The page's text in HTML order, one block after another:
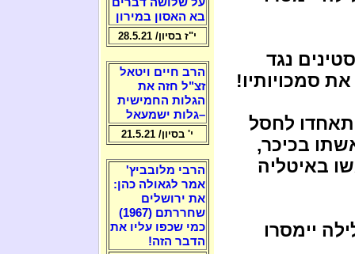
נגד
סמכויותיו!
לחסל
בכיכר,
באיטליה
יימסרו
בא האסון במירון
י"ז בסיון/ 28.5.21
הרב חיים ויטאל
זצ"ל חזה את
הגלות החמישית
–גלות ישמעאל
י' בסיון/ 21.5.21
הרבי מלובביץ'
אמר לגאולה כהן:
את ירושלים
שחררתם (1967)
כמי שכפו עליו את
הדבר הזה!